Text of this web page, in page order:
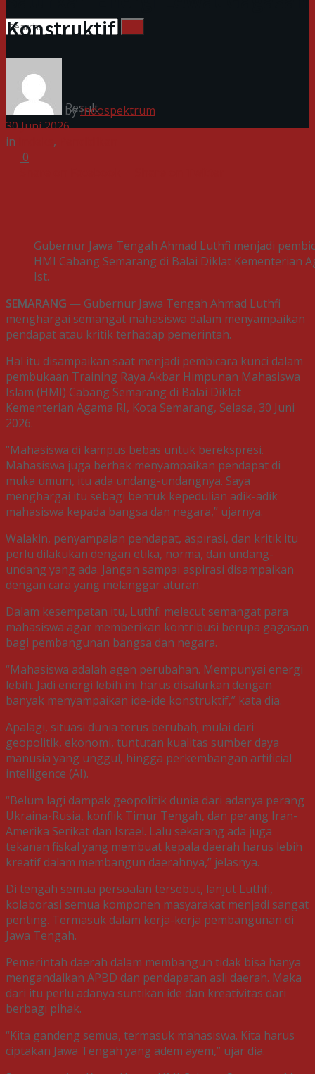
View All Result
Konstruktif
byIndospektrum
30 Juni 2026
in
,
0
Gubernur Jawa Tengah Ahmad Luthfi menjadi
HMI Cabang Semarang di Balai Diklat Kementerian
Ist.
SEMARANG — Gubernur Jawa Tengah Ahmad Luthfi
menghargai semangat mahasiswa dalam menyampaikan
pendapat atau kritik terhadap pemerintah.
Hal itu disampaikan saat menjadi pembicara kunci dalam
pembukaan Training Raya Akbar Himpunan Mahasiswa
Islam (HMI) Cabang Semarang di Balai Diklat
Kementerian Agama RI, Kota Semarang, Selasa, 30 Juni
2026.
“Mahasiswa di kampus bebas untuk berekspresi.
Mahasiswa juga berhak menyampaikan pendapat di
muka umum, itu ada undang-undangnya. Saya
menghargai itu sebagi bentuk kepedulian adik-adik
mahasiswa kepada bangsa dan negara,” ujarnya.
Walakin, penyampaian pendapat, aspirasi, dan kritik itu
perlu dilakukan dengan etika, norma, dan undang-
undang yang ada. Jangan sampai aspirasi disampaikan
dengan cara yang melanggar aturan.
Dalam kesempatan itu, Luthfi melecut semangat para
mahasiswa agar memberikan kontribusi berupa gagasan
bagi pembangunan bangsa dan negara.
“Mahasiswa adalah agen perubahan. Mempunyai energi
lebih. Jadi energi lebih ini harus disalurkan dengan
banyak menyampaikan ide-ide konstruktif,” kata dia.
Apalagi, situasi dunia terus berubah; mulai dari
geopolitik, ekonomi, tuntutan kualitas sumber daya
manusia yang unggul, hingga perkembangan artificial
intelligence (AI).
“Belum lagi dampak geopolitik dunia dari adanya perang
Ukraina-Rusia, konflik Timur Tengah, dan perang Iran-
Amerika Serikat dan Israel. Lalu sekarang ada juga
tekanan fiskal yang membuat kepala daerah harus lebih
kreatif dalam membangun daerahnya,” jelasnya.
Di tengah semua persoalan tersebut, lanjut Luthfi,
kolaborasi semua komponen masyarakat menjadi sangat
penting. Termasuk dalam kerja-kerja pembangunan di
Jawa Tengah.
Pemerintah daerah dalam membangun tidak bisa hanya
mengandalkan APBD dan pendapatan asli daerah. Maka
dari itu perlu adanya suntikan ide dan kreativitas dari
berbagi pihak.
“Kita gandeng semua, termasuk mahasiswa. Kita harus
ciptakan Jawa Tengah yang adem ayem,” ujar dia.